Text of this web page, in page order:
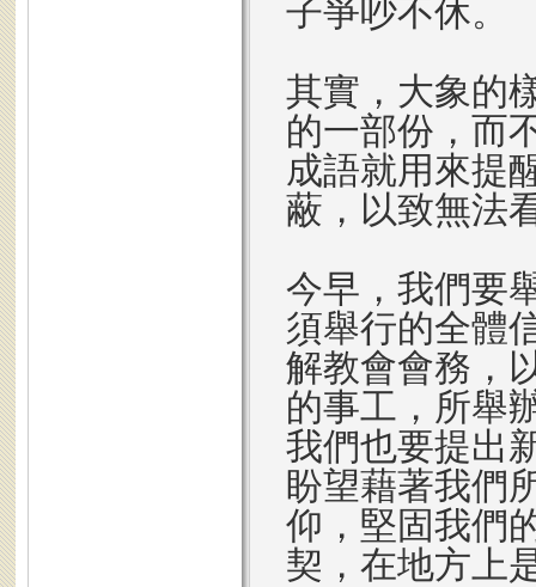
子爭吵不休。
其實，大象的
的一部份，而
成語就用來提
蔽，以致無法
今早，我們要
須舉行的全體
解教會會務，
的事工，所舉
我們也要提出
盼望藉著我們
仰，堅固我們
契，在地方上